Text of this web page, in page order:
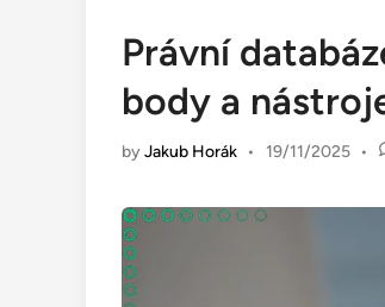
Právní
body a
byJakub Horák • 19/11/2025 •